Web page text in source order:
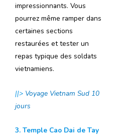
impressionnants. Vous
pourrez même ramper dans
certaines sections
restaurées et tester un
repas typique des soldats
vietnamiens.
||> Voyage Vietnam Sud 10
jours
3. Temple Cao Dai de Tay